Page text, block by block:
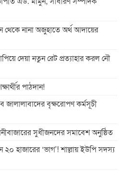
নানা অজুহাতে অর্থ আদায়ের
দেয়া নতুন রেট প্রত্যাহার করল নৌ
পাঠদান!
জালালাবাদের বৃক্ষরোপণ কর্মসূচী
সুধীজনদের সমাবেশ অনুষ্ঠিত
হাজারের ‘ভাগ’! শাল্লায় ইউপি সদস্য